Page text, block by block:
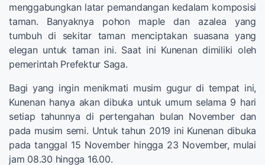
menggabungkan latar pemandangan kedalam komposisi
taman. Banyaknya pohon maple dan azalea yang
tumbuh di sekitar taman menciptakan suasana yang
elegan untuk taman ini. Saat ini Kunenan dimiliki oleh
pemerintah Prefektur Saga.
Bagi yang ingin menikmati musim gugur di tempat ini,
Kunenan hanya akan dibuka untuk umum selama 9 hari
setiap tahunnya di pertengahan bulan November dan
pada musim semi. Untuk tahun 2019 ini Kunenan dibuka
pada tanggal 15 November hingga 23 November, mulai
jam 08.30 hingga 16.00.